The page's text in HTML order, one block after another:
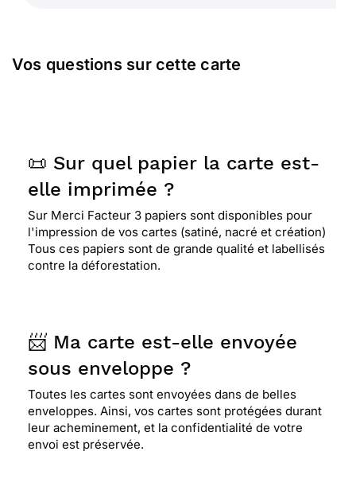
Vos questions sur cette carte
📜 Sur quel papier la carte est-
elle imprimée ?
Sur Merci Facteur 3 papiers sont disponibles pour
l'impression de vos cartes (satiné, nacré et création)
Tous ces papiers sont de grande qualité et labellisés
contre la déforestation.
📨 Ma carte est-elle envoyée
sous enveloppe ?
Toutes les cartes sont envoyées dans de belles
enveloppes. Ainsi, vos cartes sont protégées durant
leur acheminement, et la confidentialité de votre
envoi est préservée.